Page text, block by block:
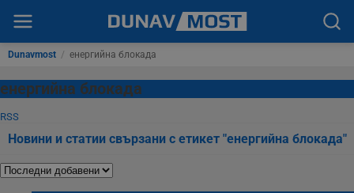
Dunavmost / енергийна блокада
енергийна блокада
RSS
Новини и статии свързани с етикет "енергийна блокада"